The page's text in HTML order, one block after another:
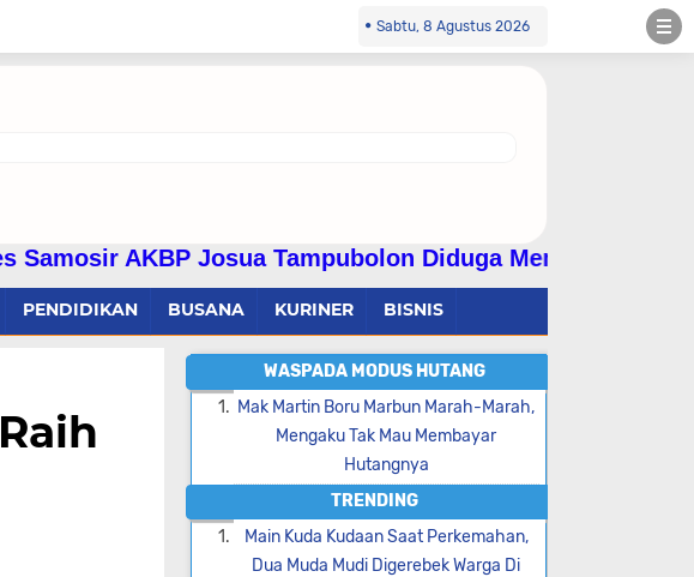
Sabtu, 8 Agustus 2026
Josua Tampubolon Diduga Menyalahgunakan
PENDIDIKAN BUSANA KURINER BISNIS
WASPADA MODUS HUTANG
Mak Martin Boru Marbun Marah-Marah,
Mengaku Tak Mau Membayar
Hutangnya
TRENDING
Main Kuda Kudaan Saat Perkemahan,
Dua Muda Mudi Digerebek Warga Di